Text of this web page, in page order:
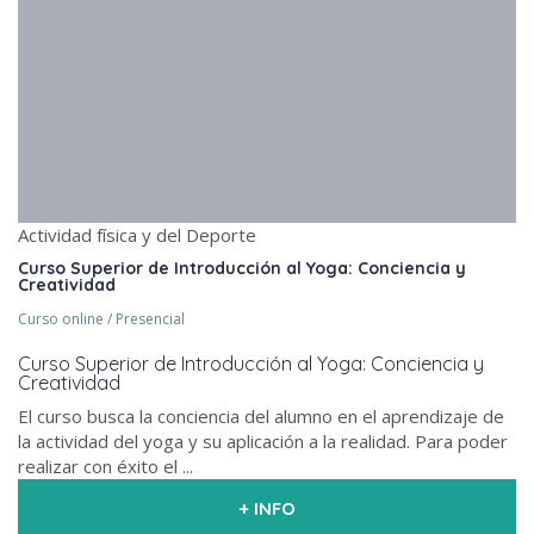
Actividad física y del Deporte
Curso Superior de Introducción al Yoga: Conciencia y
Creatividad
Curso online / Presencial
Curso Superior de Introducción al Yoga: Conciencia y
Creatividad
El curso busca la conciencia del alumno en el aprendizaje de
la actividad del yoga y su aplicación a la realidad. Para poder
realizar con éxito el ...
+ INFO